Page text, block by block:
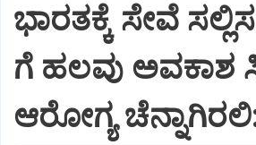
ಭಾರತಕ್ಕೆ ಸೇವೆ
ಗೆ ಹಲವು ಅವಕಾಶ
ಆರೋಗ್ಯ